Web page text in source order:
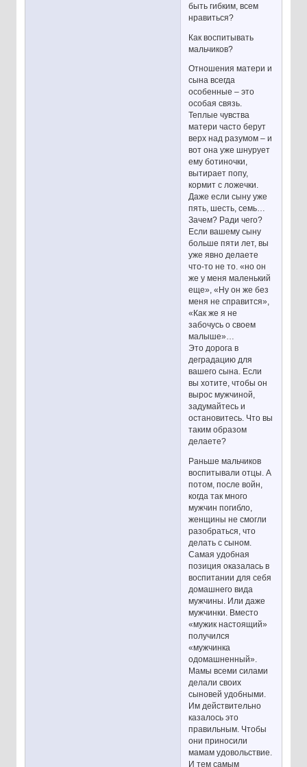
быть гибким, всем
нравиться?
Как воспитывать
мальчиков?
Отношения матери и
сына всегда
особенные – это
особая связь.
Теплые чувства
матери часто берут
верх над разумом – и
вот она уже шнурует
ему ботиночки,
вытирает попу,
кормит с ложечки.
Даже если сыну уже
пять, шесть, семь…
Зачем? Ради чего?
Если вашему сыну
больше пяти лет, вы
уже явно делаете
что-то не то. «но он
же у меня маленький
еще», «Ну он же без
меня не справится»,
«Как же я не
забочусь о своем
малыше»…
Это дорога в
деградацию для
вашего сына. Если
вы хотите, чтобы он
вырос мужчиной,
задумайтесь и
остановитесь. Что вы
таким образом
делаете?
Раньше мальчиков
воспитывали отцы. А
потом, после войн,
когда так много
мужчин погибло,
женщины не смогли
разобраться, что
делать с сыном.
Самая удобная
позиция оказалась в
воспитании для себя
домашнего вида
мужчины. Или даже
мужчинки. Вместо
«мужик настоящий»
получился
«мужчинка
одомашненный».
Мамы всеми силами
делали своих
сыновей удобными.
Им действительно
казалось это
правильным. Чтобы
они приносили
мамам удовольствие.
И тем самым